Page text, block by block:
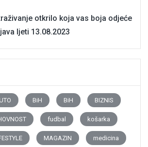
otkrilo koja vas boja odjeće
ljeti 13.08.2023
BiH BiH BIZNIS
fudbal košarka
MAGAZIN medicina